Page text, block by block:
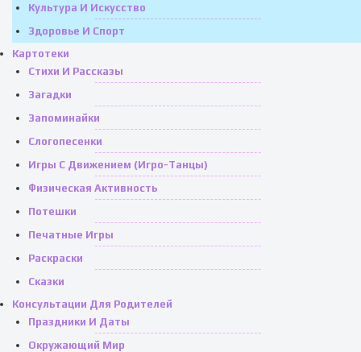
Культура И Искусство
Здоровье И Спорт
Картотеки
Стихи И Рассказы
Загадки
Запоминайки
Слогопесенки
Игры С Движением (игро-Танцы)
Физическая Активность
Потешки
Печатные Игры
Раскраски
Сказки
Консультации Для Родителей
Праздники И Даты
Окружающий Мир